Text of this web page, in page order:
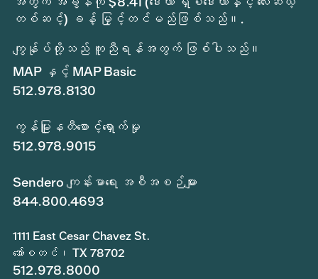
တစ်ဆင့်) ခန့် မြှင့်တင်မည်ဖြစ်သည်။.
ကျွန်ုပ်တို့သည် ကူညီရန်အတွက် ဖြစ်ပါသည်။
MAP နှင့် MAP Basic
512.978.8130
ကွန်မြူနတီစောင့်ရှောက်မှု
512.978.9015
Sendero ကျန်းမာရေး အစီအစဉ်များ
844.800.4693
1111 East Cesar Chavez St.
အော်စတင်၊ TX 78702
512.978.8000